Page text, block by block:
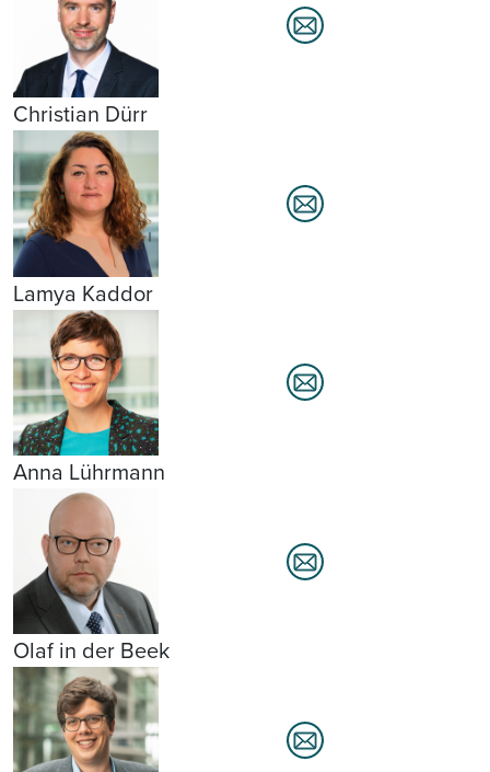
Christian Dürr
Lamya Kaddor
Anna Lührmann
Olaf in der Beek